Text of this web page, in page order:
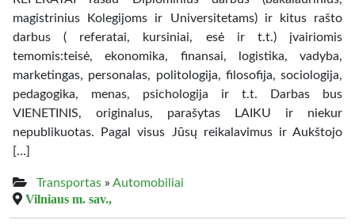
magistrinius Kolegijoms ir Universitetams) ir kitus rašto
darbus ( referatai, kursiniai, esė ir t.t.) įvairiomis
temomis:teisė, ekonomika, finansai, logistika, vadyba,
marketingas, personalas, politologija, filosofija, sociologija,
pedagogika, menas, psichologija ir t.t. Darbas bus
VIENETINIS, originalus, parašytas LAIKU ir niekur
nepublikuotas. Pagal visus Jūsų reikalavimus ir Aukštojo
[…]
Transportas » Automobiliai
Vilniaus m. sav.,